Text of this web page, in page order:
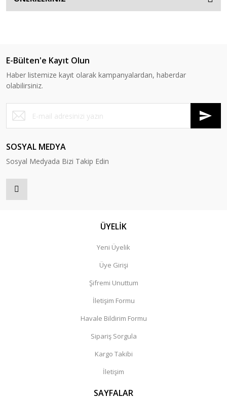
E-Bülten'e Kayıt Olun
Haber listemize kayıt olarak kampanyalardan, haberdar
olabilirsiniz.
SOSYAL MEDYA
Sosyal Medyada Bizi Takip Edin
ÜYELİK
Yeni Üyelik
Üye Girişi
Şifremi Unuttum
İletişim Formu
Havale Bildirim Formu
Sipariş Sorgula
Kargo Takibi
İletişim
SAYFALAR